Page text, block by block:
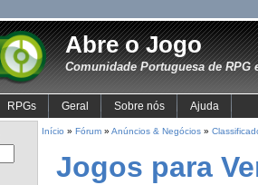
Abre o Jogo
Comunidade Portuguesa de RPG
RPGs Geral Sobre nós Ajuda
Início » Fórum» Anúncios & Negócios»
Jogos para